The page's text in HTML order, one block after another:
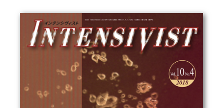
基礎医学(93)
基礎医学関連科学(80)
自然科学(25)
薬学(7)
保健・体育(1)
衛生・公衆衛生学(14)
医学一般(91) マルチメディア(0)